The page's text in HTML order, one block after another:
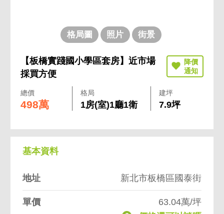
格局圖 照片 街景
【板橋實踐國小學區套房】近市場
採買方便
總價
498萬
格局
1房(室)1廳1衛
建坪
7.9坪
基本資料
地址 新北市板橋區國泰街
單價
63.04萬/坪